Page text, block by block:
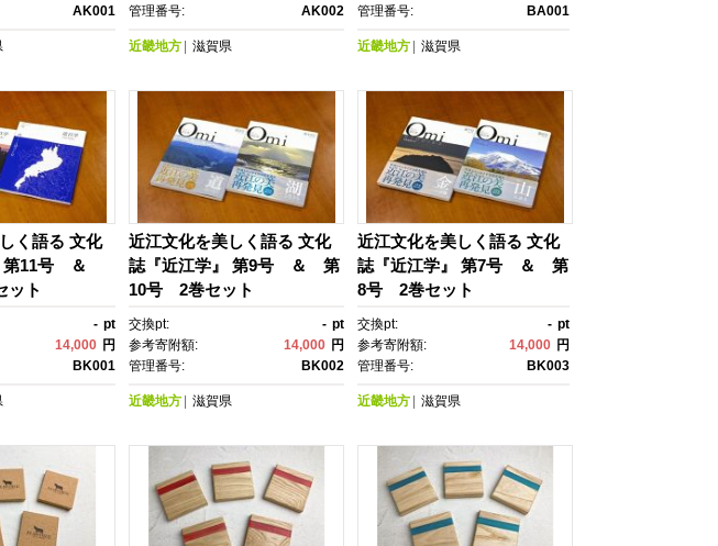
AK001
管理番号:
AK002
近畿地方 滋賀県
管理番号:
BA001
近畿地方 滋賀県
く語る 文化
第11号 ＆
ット
- pt
14,000 円
BK001
近江文化を美しく語る 文化
誌『近江学』 第9号 ＆ 第
10号 2巻セット
交換pt: - pt
参考寄附額:
14,000 円
管理番号:
BK002
近畿地方 滋賀県
近江文化を美しく語る 文化
誌『近江学』 第7号 ＆ 第
8号 2巻セット
交換pt: - pt
参考寄附額:
14,000 円
管理番号:
BK003
近畿地方 滋賀県